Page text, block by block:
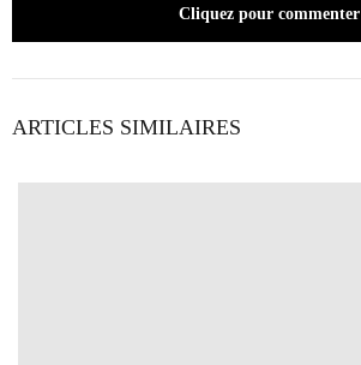
Cliquez pour commenter
ARTICLES SIMILAIRES